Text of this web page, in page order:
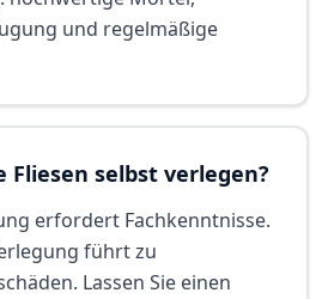
und regelmäßige
Fliesen selbst verlegen?
erfordert Fachkenntnisse.
führt zu
Lassen Sie einen